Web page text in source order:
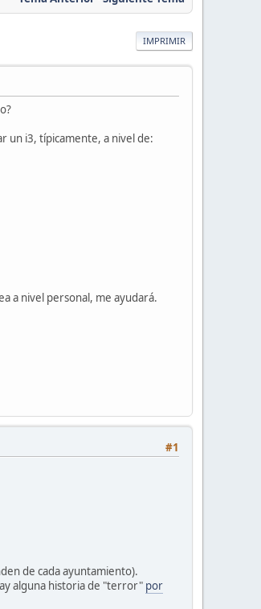
IMPRIMIR
un i3, típicamente, a nivel de:
a nivel personal, me ayudará.
#1
de cada ayuntamiento).
alguna historia de "terror" por